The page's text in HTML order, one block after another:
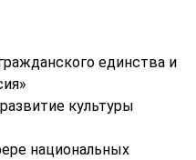
единства и
культуры
национальных